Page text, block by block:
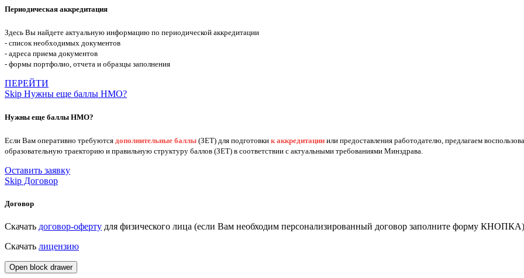
Периодическая аккредитация
Здесь Вы найдете актуальную информацию по периодической аккредитации
- список необходимых документов
- адреса приема документов
- формы портфолио, отчета и образцы заполнения
ПЕРЕЙТИ
Skip Нужны еще баллы НМО?
Нужны еще баллы НМО?
Если Вам оперативно требуются дополнительные баллы (ЗЕТ) для подготовки к аккредитации или предоставления работодателю, предлагаем
образовательную траекторию и правильную структуру баллов (ЗЕТ) в соответствии с актуальными требованиями Минздрава.
Оставить заявку
Skip Договор
Договор
Скачать договор-оферту для физического лица (если Вам необходим персонализированный договор заполните форму КНОПКА)
Скачать лицензию
Open block drawer